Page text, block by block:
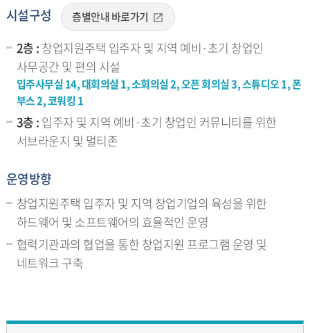
시설구성 층별안내 바로가기
2층 : 창업지원주택 입주자 및 지역 예비·초기 창업인
사무공간 및 편의 시설
입주사무실 14, 대회의실 1, 소회의실 2, 오픈 회의실 3, 스튜디오 1, 폰
부스 2, 코워킹 1
3층 : 입주자 및 지역 예비·초기 창업인 커뮤니티를 위한
서브라운지 및 멀티존
운영방향
창업지원주택 입주자 및 지역 창업기업의 육성을 위한
하드웨어 및 소프트웨어의 효율적인 운영
협력기관과의 협업을 통한 창업지원 프로그램 운영 및
네트워크 구축